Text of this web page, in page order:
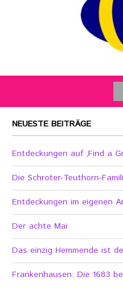
NEUESTE BEITRÄGE
Entdeckungen auf ‚Find a
Die Schroter-Teuthorn-
Entdeckungen im eigenen
Der achte Mai
Das einzig Hemmende ist
Frankenhausen: Die 1683